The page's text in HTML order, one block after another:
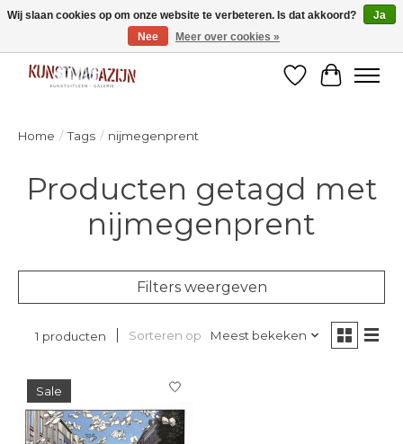
Welkom bij de designshop van Kunstmagazijn Nijmegen!
Verlanglijst
Home / Tags / nijmegenprent
Producten getagd met
nijmegenprent
Filters weergeven
1 producten Sorteren op Meest bekeken
Sale
Wij slaan cookies op om onze website te verbeteren. Is dat akkoord?
Ja
Nee
Meer over cookies »